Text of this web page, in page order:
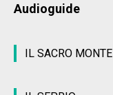
Audioguide
IL SACRO MONTE